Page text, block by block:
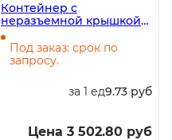
Контейнер с
неразъемной крышкой
РКС-500ОП, 500 мл,
159х130х55 мм, овальный,
в упаковке 360 штук
Под заказ: срок по
запросу.
за 1 ед9.73 руб
Цена 3 502.80 руб